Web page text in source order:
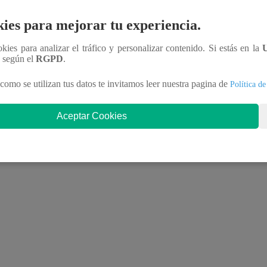
son los plazos?
permanente con los organismos
y priorizados, utilizando los mecanismos previstos en
para mejorar tu experiencia.
para analizar el tráfico y personalizar contenido. Si estás en la
según el RGPD.
se utilizan tus datos te invitamos leer nuestra pagina de Política
Aceptar Cookies